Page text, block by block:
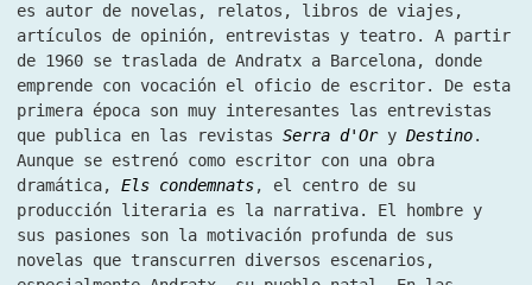
es autor de novelas, relatos, libros de viajes,
artículos de opinión, entrevistas y teatro. A partir
de 1960 se traslada de Andratx a Barcelona, ​​donde
emprende con vocación el oficio de escritor. De esta
primera época son muy interesantes las entrevistas
que publica en las revistas Serra d'Ory Destino.
Aunque se estrenó como escritor con una obra
dramática, Els condemnats, el centro de su
producción literaria es la narrativa. El hombre y
sus pasiones son la motivación profunda de sus
novelas que transcurren diversos escenarios,